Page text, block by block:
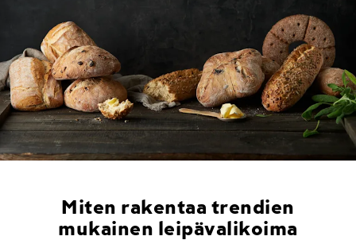
Miten rakentaa trendien
mukainen leipävalikoima